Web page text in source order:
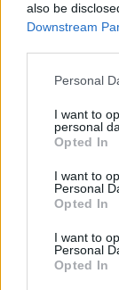
also be
Downstream
Please note
not limited to
grant or deny
use your data
consent section.
Personal
I want to
personal
Opted In
I want to
Personal
Opted In
I want to
Personal
Opted In
Ροή
ΕΛΛΑΔΑ
09/08/26 -